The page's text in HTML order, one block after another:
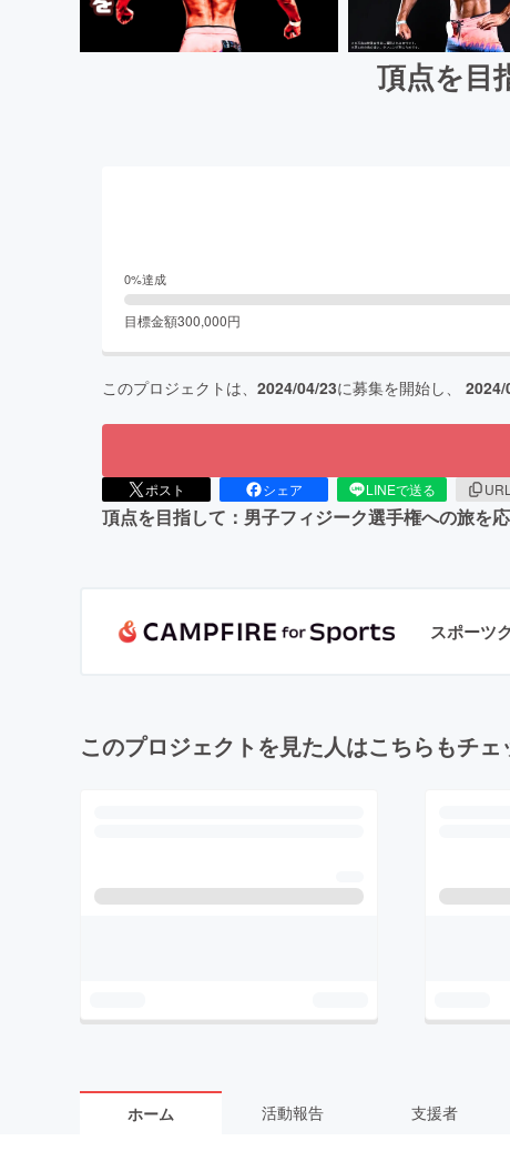
頂点を目
0%達成
目標金額300,000円
このプロジェクトは、 2024/04/23に募集を開始し、 2024/
ポスト シェア LINEで送る
頂点を目指して：男子フィジーク選手権への旅を
スポーツ
このプロジェクトを見た人はこちらもチ
ホーム 活動報告 支援者